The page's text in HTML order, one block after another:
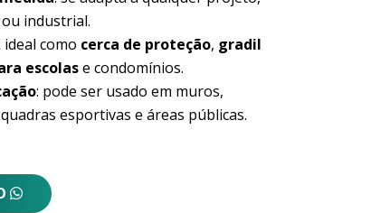
industrial.
ideal como cerca de proteção, gradil
escolase condomínios.
: pode ser usado em muros,
esportivas e áreas públicas.